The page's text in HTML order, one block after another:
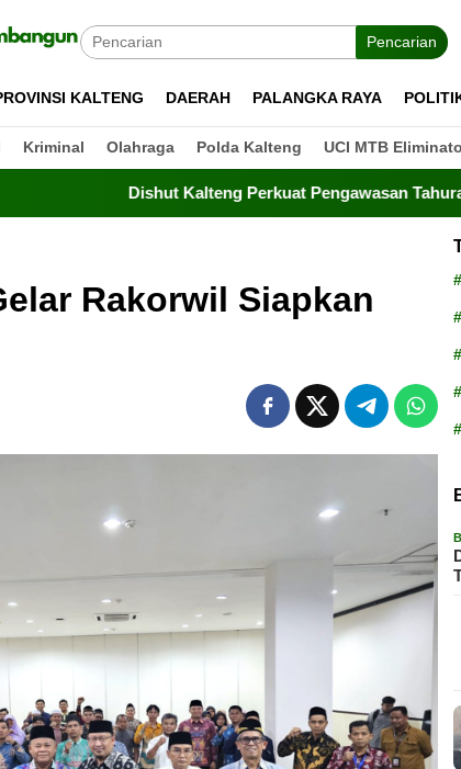
Pencarian
KALTENG DAERAH PALANGKA RAYA
Kriminal Olahraga Polda Kalteng UCI MTB
Dishut Kalteng Perkuat Pengawasan Tahura, Drone
Rakorwil Siapkan